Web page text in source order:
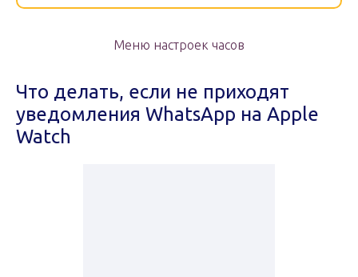
Меню настроек часов
Что делать, если не приходят
уведомления WhatsApp на Apple
Watch